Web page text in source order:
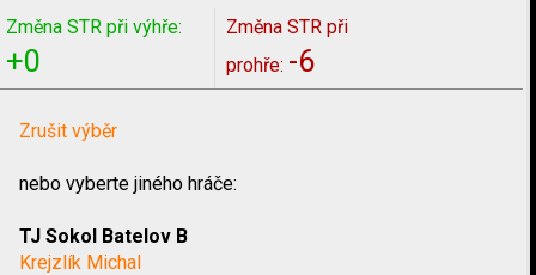
Změna STR při výhře:
+0
Změna STR při
prohře: -6
Zrušit výběr
nebo vyberte jiného hráče:
TJ Sokol Batelov B
Krejzlík Michal